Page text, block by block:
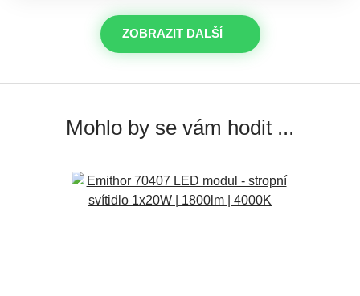
ZOBRAZIT DALŠÍ
Mohlo by se vám hodit ...